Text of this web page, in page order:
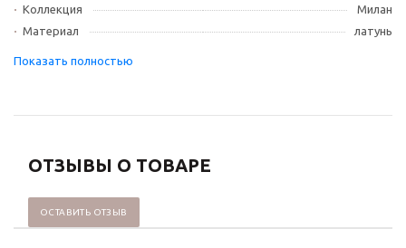
Коллекция
Милан
Материал
латунь
ОТЗЫВЫ О ТОВАРЕ
ОСТАВИТЬ ОТЗЫВ